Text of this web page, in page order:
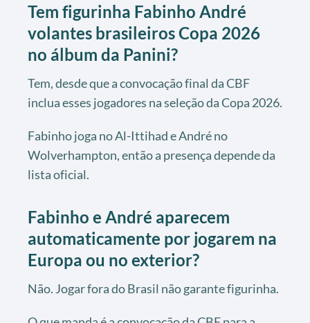
Tem figurinha Fabinho André
volantes brasileiros Copa 2026
no álbum da Panini?
Tem, desde que a convocação final da CBF
inclua esses jogadores na seleção da Copa 2026.
Fabinho joga no Al-Ittihad e André no
Wolverhampton, então a presença depende da
lista oficial.
Fabinho e André aparecem
automaticamente por jogarem na
Europa ou no exterior?
Não. Jogar fora do Brasil não garante figurinha.